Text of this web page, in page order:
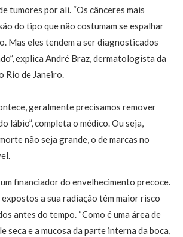
tumores por ali. “Os cânceres mais
do tipo que não costumam se espalhar
Mas eles tendem a ser diagnosticados
explica André Braz, dermatologista da
Rio de Janeiro.
geralmente precisamos remover
lábio”, completa o médico. Ou seja,
não seja grande, o de marcas no
financiador do envelhecimento precoce.
a sua radiação têm maior risco
antes do tempo. “Como é uma área de
seca e a mucosa da parte interna da boca,